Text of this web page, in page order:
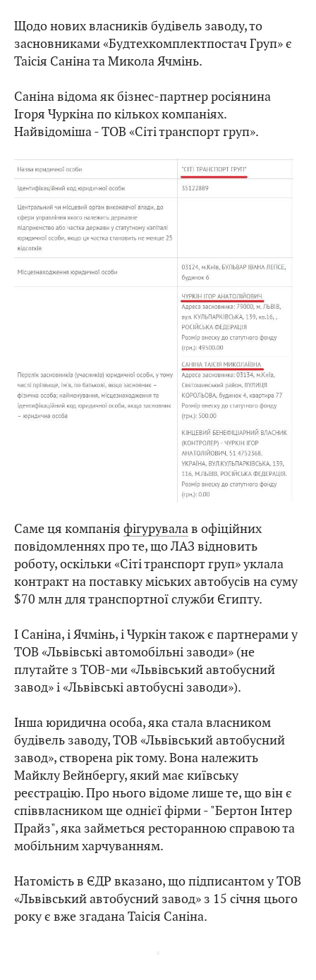
Щодо нових власників будівель заводу, то
засновниками «Будтехкомплектпостач Груп» є
Таісія Саніна та Микола Ячмінь.
Саніна відома як бізнес-партнер росіянина
Ігоря Чуркіна по кількох компаніях.
Найвідоміша - ТОВ «Сіті транспорт груп».
Саме ця компанія фігурувалав офіційних
повідомленнях про те, що ЛАЗ відновить
роботу, оскільки «Сіті транспорт груп» уклала
контракт на поставку міських автобусів на суму
$70 млн для транспортної служби Єгипту.
І Саніна, і Ячмінь, і Чуркін також є партнерами у
ТОВ «Львівські автомобільні заводи» (не
плутайте з ТОВ-ми «Львівський автобусний
завод» і «Львівські автобусні заводи»).
Інша юридична особа, яка стала власником
будівель заводу, ТОВ «Львівський автобусний
завод», створена рік тому. Вона належить
Майклу Вейнбергу, який має київську
реєстрацію. Про нього відоме лише те, що він є
співвласником ще однієї фірми - "Бертон Інтер
Прайз", яка займеться ресторанною справою та
мобільним харчуванням.
Натомість в ЄДР вказано, що підписантом у ТОВ
«Львівський автобусний завод» з 15 січня цього
року є вже згадана Таісія Саніна.